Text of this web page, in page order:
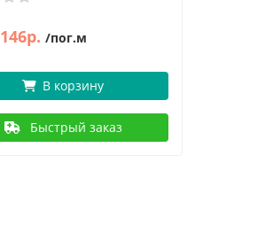
146р. /пог.м
В корзину
Быстрый заказ